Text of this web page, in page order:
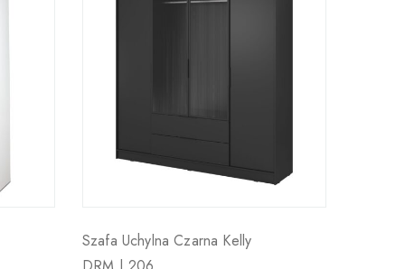
Szafa Uchylna Czarna Kelly